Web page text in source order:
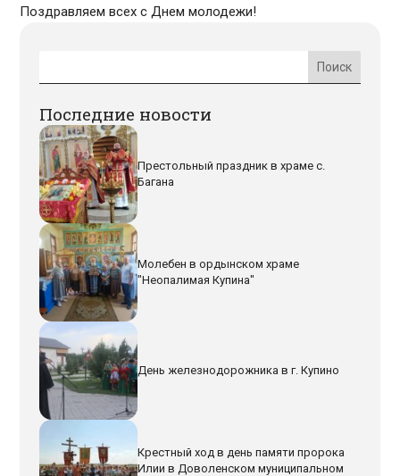
Поздравляем всех с Днем молодежи!
Последние новости
Престольный праздник в храме с.
Багана
Молебен в ордынском храме
"Неопалимая Купина"
День железнодорожника в г. Купино
Крестный ход в день памяти пророка
Илии в Доволенском муниципальном